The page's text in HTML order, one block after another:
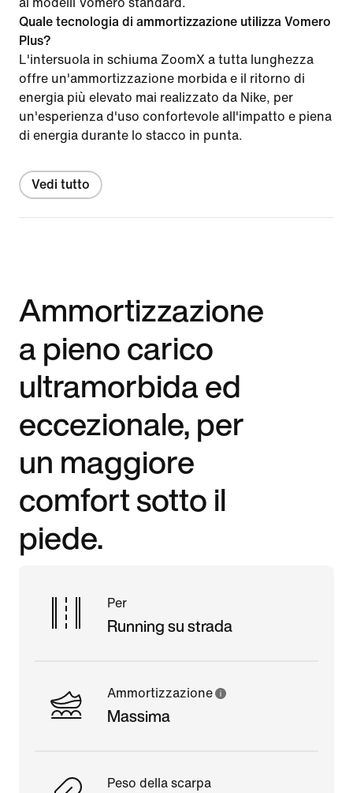
Quale tecnologia di ammortizzazione utilizza Vomero
Plus?
L'intersuola in schiuma ZoomX a tutta lunghezza
offre un'ammortizzazione morbida e il ritorno di
energia più elevato mai realizzato da Nike, per
un'esperienza d'uso confortevole all'impatto e piena
di energia durante lo stacco in punta.
Vedi tutto
Ammortizzazione
a pieno carico
ultramorbida ed
eccezionale, per
un maggiore
comfort sotto il
piede.
Per
Running su strada
Ammortizzazione
Massima
Peso della scarpa